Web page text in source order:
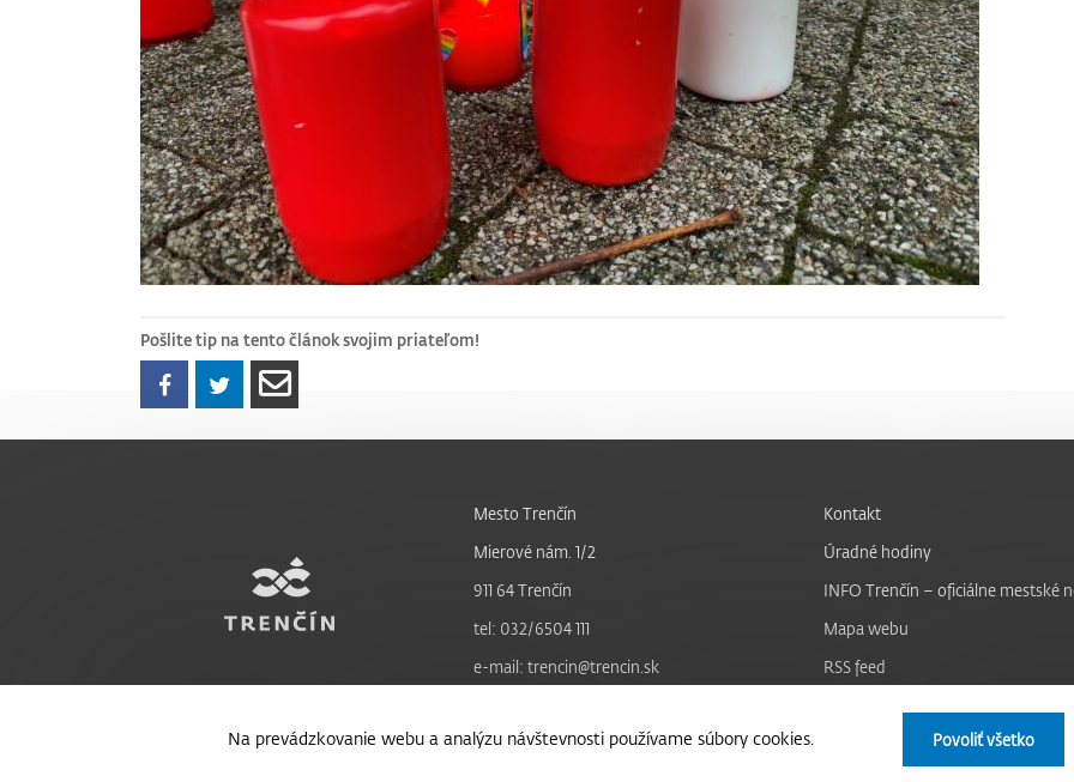
Pošlite tip na tento článok svojim priateľom!
Na prevádzkovanie webu a analýzu návštevnosti používame súbory cookies. Povoliť všetko
Mesto Trenčín
Mierové nám. 1/2
911 64 Trenčín
tel: 032/6504 111
e-mail: trencin@trencin.sk
Kontakt
Úradné hodiny
INFO Trenčín – oficiálne mestské
Mapa webu
RSS feed